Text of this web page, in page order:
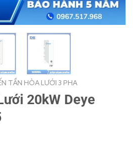
TẦN HÒA LƯỚI 3 PHA
20kW Deye